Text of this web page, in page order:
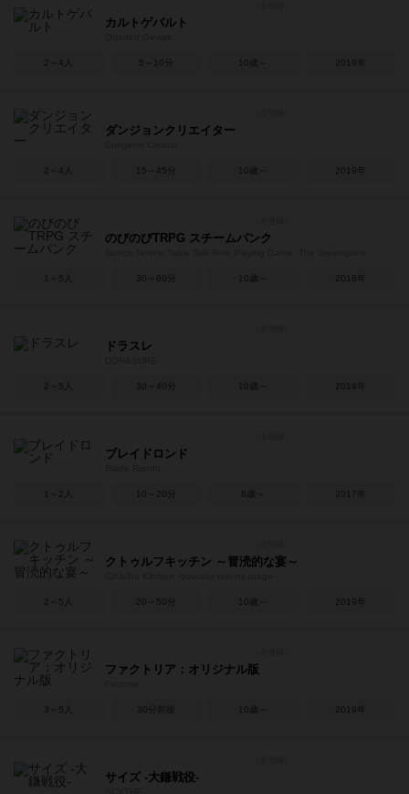
カルトゲバルト
2～4人 5～10分 10歳～ 2019年
ダンジョンクリエイター
2～4人 15～45分 10歳～ 2019年
のびのびTRPG スチームパンク
1～5人 30～60分 10歳～ 2018年
ドラスレ
2～5人 30～40分 10歳～ 2014年
ブレイドロンド
1～2人 10～20分 8歳～ 2017年
クトゥルフキッチン ～冒涜的な宴～
2～5人 20～50分 10歳～ 2019年
ファクトリア：オリジナル版
3～5人 30分前後 10歳～ 2019年
サイズ -大鎌戦役-